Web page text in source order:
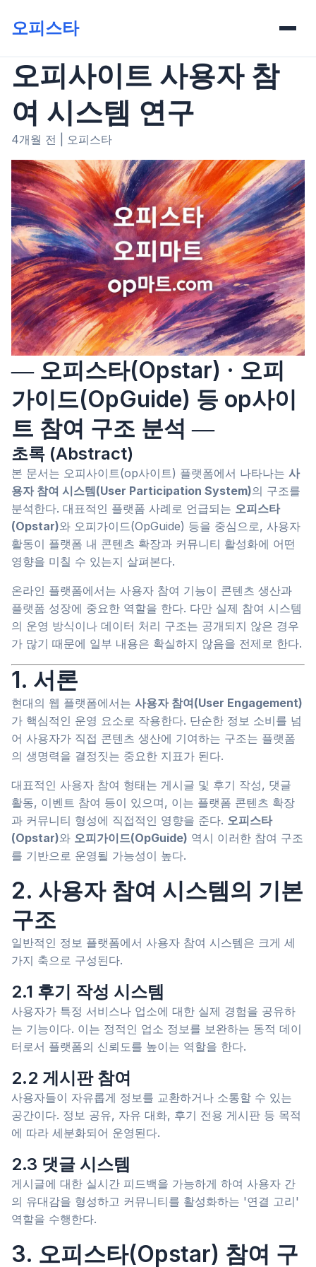
오피스타
오피사이트 사용자 참
여 시스템 연구
4개월 전 오피스타
― 오피스타(Opstar) · 오피
가이드(OpGuide) 등 op사이
트 참여 구조 분석 ―
초록 (Abstract)
본 문서는 오피사이트(op사이트) 플랫폼에서 나타나는 사
용자 참여 시스템(User Participation System)의 구조를
분석한다. 대표적인 플랫폼 사례로 언급되는 오피스타
(Opstar)와 오피가이드(OpGuide) 등을 중심으로, 사용자
활동이 플랫폼 내 콘텐츠 확장과 커뮤니티 활성화에 어떤
영향을 미칠 수 있는지 살펴본다.
온라인 플랫폼에서는 사용자 참여 기능이 콘텐츠 생산과
플랫폼 성장에 중요한 역할을 한다. 다만 실제 참여 시스템
의 운영 방식이나 데이터 처리 구조는 공개되지 않은 경우
가 많기 때문에 일부 내용은 확실하지 않음을 전제로 한다.
1. 서론
현대의 웹 플랫폼에서는 사용자 참여(User Engagement)
가 핵심적인 운영 요소로 작용한다. 단순한 정보 소비를 넘
어 사용자가 직접 콘텐츠 생산에 기여하는 구조는 플랫폼
의 생명력을 결정짓는 중요한 지표가 된다.
대표적인 사용자 참여 형태는 게시글 및 후기 작성, 댓글
활동, 이벤트 참여 등이 있으며, 이는 플랫폼 콘텐츠 확장
과 커뮤니티 형성에 직접적인 영향을 준다. 오피스타
(Opstar)와 오피가이드(OpGuide) 역시 이러한 참여 구조
를 기반으로 운영될 가능성이 높다.
2. 사용자 참여 시스템의 기본
구조
일반적인 정보 플랫폼에서 사용자 참여 시스템은 크게 세
가지 축으로 구성된다.
2.1 후기 작성 시스템
사용자가 특정 서비스나 업소에 대한 실제 경험을 공유하
는 기능이다. 이는 정적인 업소 정보를 보완하는 동적 데이
터로서 플랫폼의 신뢰도를 높이는 역할을 한다.
2.2 게시판 참여
사용자들이 자유롭게 정보를 교환하거나 소통할 수 있는
공간이다. 정보 공유, 자유 대화, 후기 전용 게시판 등 목적
에 따라 세분화되어 운영된다.
2.3 댓글 시스템
게시글에 대한 실시간 피드백을 가능하게 하여 사용자 간
의 유대감을 형성하고 커뮤니티를 활성화하는 '연결 고리'
역할을 수행한다.
3. 오피스타(Opstar) 참여 구